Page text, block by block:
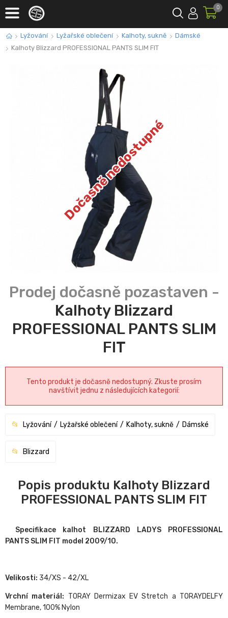
0
Lyžování Lyžařské oblečení Kalhoty, sukně
Dámské
Kalhoty Blizzard PROFESSIONAL PANTS SLIM FIT
Dočasně nedostupné
Kalhoty Blizzard
PROFESSIONAL PANTS SLIM
FIT
Tento produkt je dočasně nedostupný. Zkuste prosím
navštívit jednu z následujících kategorií:
Lyžování Lyžařské oblečení Kalhoty, sukně Dámské
Blizzard
Popis produktu Kalhoty Blizzard
PROFESSIONAL PANTS SLIM FIT
Specifikace kalhot BLIZZARD LADYS PROFESSIONAL
PANTS SLIM FIT model 2009/10.
Velikosti: 34/XS - 42/XL
Vrchní materiál: TORAY Dermizax EV Stretch a TORAYDELFY
Membrane, 100% Nylon